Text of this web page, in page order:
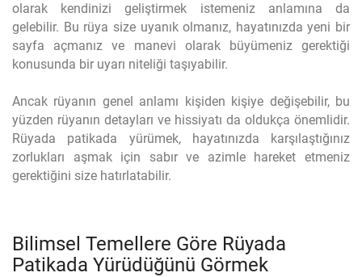
olarak kendinizi geliştirmek istemeniz anlamına da
gelebilir. Bu rüya size uyanık olmanız, hayatınızda yeni bir
sayfa açmanız ve manevi olarak büyümeniz gerektiği
konusunda bir uyarı niteliği taşıyabilir.
Ancak rüyanın genel anlamı kişiden kişiye değişebilir, bu
yüzden rüyanın detayları ve hissiyatı da oldukça önemlidir.
Rüyada patikada yürümek, hayatınızda karşılaştığınız
zorlukları aşmak için sabır ve azimle hareket etmeniz
gerektiğini size hatırlatabilir.
Bilimsel Temellere Göre Rüyada
Patikada Yürüdüğünü Görmek